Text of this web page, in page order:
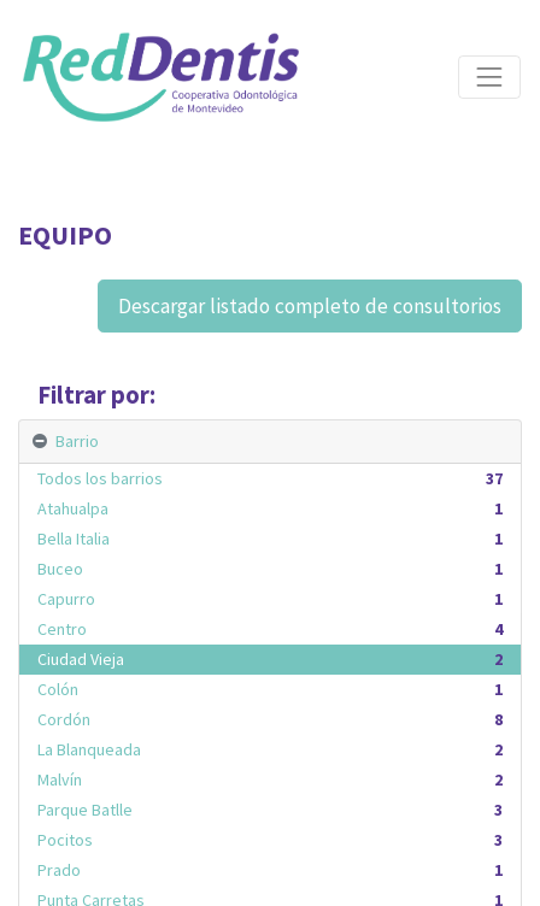
EQUIPO
Descargar listado completo de consultorios
Filtrar por:
Barrio
37
Todos los barrios
1
Atahualpa
1
Bella Italia
1
Buceo
1
Capurro
4
Centro
2
Ciudad Vieja
1
Colón
8
Cordón
2
La Blanqueada
2
Malvín
3
Parque Batlle
3
Pocitos
1
Prado
1
Punta Carretas